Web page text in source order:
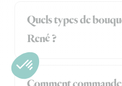
Quels types de
René ?